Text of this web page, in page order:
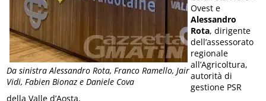
Da sinistra Alessandro Rota, Franco Ramello, Jair
Vidi, Fabien Bionaz e Daniele Cova
Ovest e
Alessandro
Rota, dirigente
dell’assessorato
regionale
all’Agricoltura,
autorità di
gestione PSR
della Valle d’Aosta.